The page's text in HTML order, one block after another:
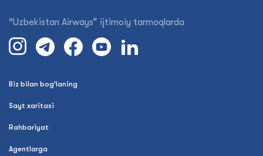
“Uzbekistan Airways” ijtimoiy tarmoqlarda
Biz bilan bog'laning
Sayt xaritasi
Rahbariyat
Agentlarga